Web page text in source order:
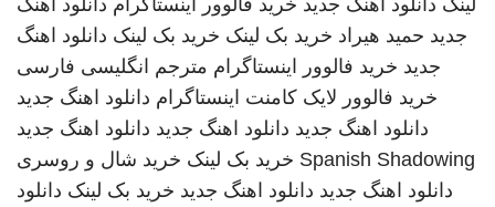
لینک دانلود اهنگ جدید خرید فالوور اینستاگرام دانلود اهنگ
جدید حمید هیراد خرید بک لینک خرید بک لینک دانلود اهنگ
جدید خرید فالوور اینستاگرام مترجم انگلیسی فارسی
خرید فالوور لایک کامنت اینستاگرام دانلود اهنگ جدید
دانلود اهنگ جدید دانلود اهنگ جدید دانلود اهنگ جدید
Spanish Shadowing خرید بک لینک خرید شال و روسری
دانلود اهنگ جدید دانلود اهنگ جدید خرید بک لینک دانلود